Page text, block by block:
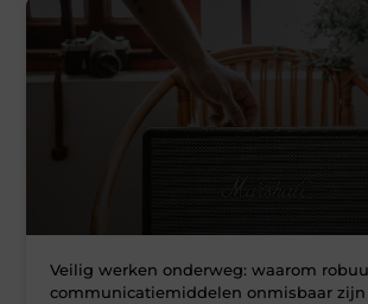
Veilig werken onderweg: waarom
communicatiemiddelen onmisbaar zijn